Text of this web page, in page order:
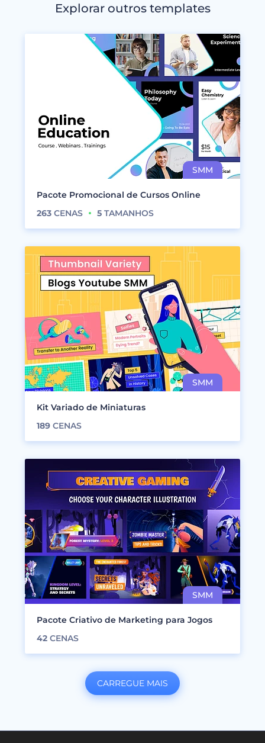
Explorar outros templates
Pacote Promocional de Cursos Online
263 CENAS 5 TAMANHOS
Kit Variado de Miniaturas
189 CENAS
Pacote Criativo de Marketing para Jogos
42 CENAS
CARREGUE MAIS